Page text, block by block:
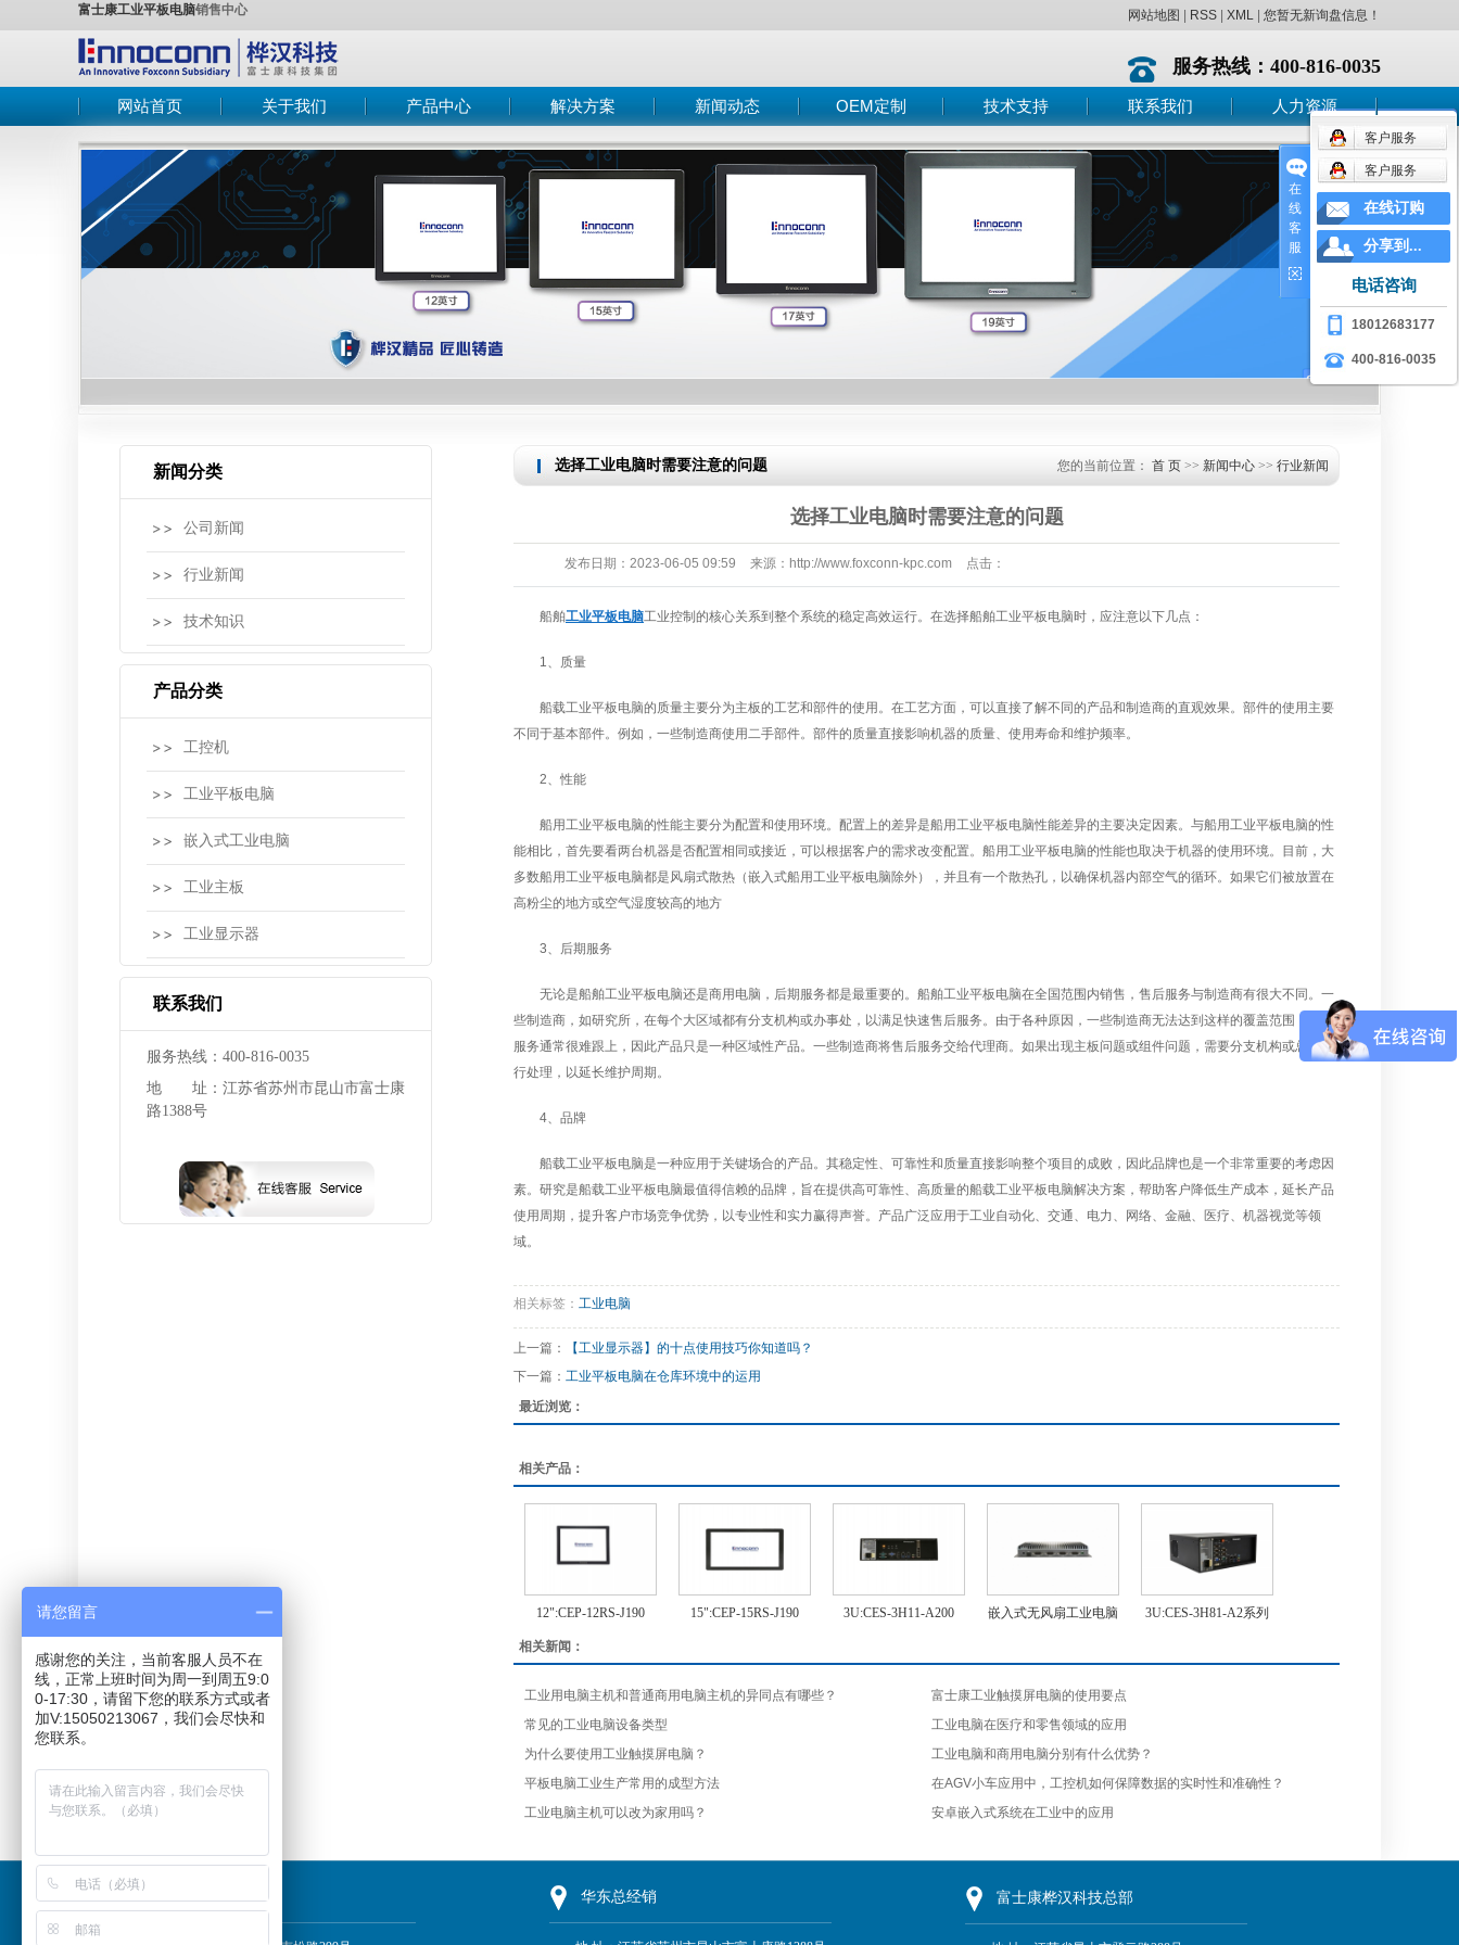
富士康工业平板电脑销售中心 网站地图 RSS XML 您暂无新询盘信息！
服务热线：400-816-0035
网站首页 关于我们
公司简介
在线订购
联系我们
产品中心
工控机
工业平板电脑
工业显示器
解决方案
智能交通
智能终端
自动化设备
医疗设备
新闻动态
公司新闻
行业新闻
技术知识
OEM定制
OEM/ODM客制化服务
客制化服务与流程
技术支持
技术支持
联系我们 人力资源
销售专员
PM项目工程师
新闻分类
公司新闻
行业新闻
技术知识
产品分类
工控机
工业平板电脑
嵌入式工业电脑
工业主板
工业显示器
联系我们
服务热线：400-816-0035
地 址：江苏省苏州市昆山市富士康
路1388号
选择工业电脑时需要注意的问题 您的当前位置： 首 页 >> 新闻中心 >> 行业新闻
选择工业电脑时需要注意的问题
发布日期： 2023-06-05 09:59 来源： http://www.foxconn-kpc.com
点击：
204
船舶工业平板电脑工业控制的核心关系到整个系统的稳定高效运行。在选择船舶工业平板电脑时，应注意以下几点：
1、质量
船载工业平板电脑的质量主要分为主板的工艺和部件的使用。在工艺方面，可以直接了解不同的产品和制造商的直观效果。部件的使用主要
不同于基本部件。例如，一些制造商使用二手部件。部件的质量直接影响机器的质量、使用寿命和维护频率。
2、性能
船用工业平板电脑的性能主要分为配置和使用环境。配置上的差异是船用工业平板电脑性能差异的主要决定因素。与船用工业平板电脑的性
能相比，首先要看两台机器是否配置相同或接近，可以根据客户的需求改变配置。船用工业平板电脑的性能也取决于机器的使用环境。目前，大
多数船用工业平板电脑都是风扇式散热（嵌入式船用工业平板电脑除外），并且有一个散热孔，以确保机器内部空气的循环。如果它们被放置在
高粉尘的地方或空气湿度较高的地方
3、后期服务
无论是船舶工业平板电脑还是商用电脑，后期服务都是最重要的。船舶工业平板电脑在全国范围内销售，售后服务与制造商有很大不同。一
些制造商，如研究所，在每个大区域都有分支机构或办事处，以满足快速售后服务。由于各种原因，一些制造商无法达到这样的覆盖范围，售后
服务通常很难跟上，因此产品只是一种区域性产品。一些制造商将售后服务交给代理商。如果出现主板问题或组件问题，需要分支机构或总部进
行处理，以延长维护周期。
4、品牌
船载工业平板电脑是一种应用于关键场合的产品。其稳定性、可靠性和质量直接影响整个项目的成败，因此品牌也是一个非常重要的考虑因
素。研究是船载工业平板电脑最值得信赖的品牌，旨在提供高可靠性、高质量的船载工业平板电脑解决方案，帮助客户降低生产成本，延长产品
使用周期，提升客户市场竞争优势，以专业性和实力赢得声誉。产品广泛应用于工业自动化、交通、电力、网络、金融、医疗、机器视觉等领
域。
相关标签： 工业电脑
上一篇：
【工业显示器】的十点使用技巧你知道吗？
下一篇： 工业平板电脑在仓库环境中的运用
最近浏览：
相关产品：
12":CEP-12RS-J190 15":CEP-15RS-J190 3U:CES-3H11-A200 嵌入式无风扇工业电脑 3U:CES-3H81-A2系列
相关新闻：
工业用电脑主机和普通商用电脑主机的异同点有哪些？
富士康工业触摸屏电脑的使用要点
常见的工业电脑设备类型
工业电脑在医疗和零售领域的应用
为什么要使用工业触摸屏电脑？
工业电脑和商用电脑分别有什么优势？
平板电脑工业生产常用的成型方法
在AGV小车应用中，工控机如何保障数据的实时性和准确性？
工业电脑主机可以改为家用吗？
安卓嵌入式系统在工业中的应用
Ennoconn产业园 华东总经销 富士康桦汉科技总部
在
线
客
服
客户服务
客户服务
在线订购
分享到...
电话咨询
18012683177
400-816-0035
请您留言
感谢您的关注，当前客服人员不在
线，正常上班时间为周一到周五9:0
0-17:30，请留下您的联系方式或者
加V:15050213067，我们会尽快和
您联系。